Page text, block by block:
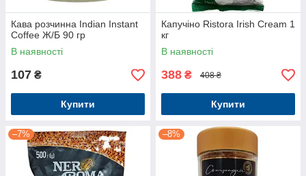
Кава розчинна Indian Instant
Coffee Ж/Б 90 гр
В наявності
107 ₴
Купити
Капучіно Ristora Irish Cream 1
кг
В наявності
388 ₴ 408 ₴
Купити
–7% –8%